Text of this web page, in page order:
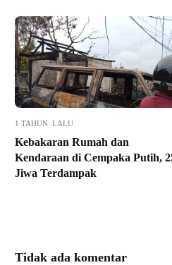
1 TAHUN LALU
Kebakaran Rumah dan
Kendaraan di Cempaka Putih,
Jiwa Terdampak
Tidak ada komentar